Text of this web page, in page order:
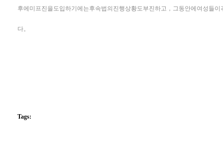
후에미프진을도입하기에는후속법의진행상황도부진하고，그동안에여성들
다。
Tags: